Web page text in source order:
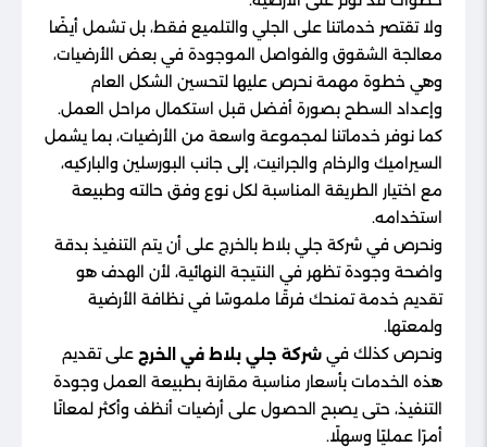
ولا تقتصر خدماتنا على الجلي والتلميع فقط، بل تشمل أيضًا
معالجة الشقوق والفواصل الموجودة في بعض الأرضيات،
وهي خطوة مهمة نحرص عليها لتحسين الشكل العام
وإعداد السطح بصورة أفضل قبل استكمال مراحل العمل.
كما نوفر خدماتنا لمجموعة واسعة من الأرضيات، بما يشمل
السيراميك والرخام والجرانيت، إلى جانب البورسلين والباركيه،
مع اختيار الطريقة المناسبة لكل نوع وفق حالته وطبيعة
استخدامه.
ونحرص في شركة جلي بلاط بالخرج على أن يتم التنفيذ بدقة
واضحة وجودة تظهر في النتيجة النهائية، لأن الهدف هو
تقديم خدمة تمنحك فرقًا ملموسًا في نظافة الأرضية
ولمعتها.
ونحرص كذلك في شركة جلي بلاط في الخرج على تقديم
هذه الخدمات بأسعار مناسبة مقارنة بطبيعة العمل وجودة
التنفيذ، حتى يصبح الحصول على أرضيات أنظف وأكثر لمعانًا
أمرًا عمليًا وسهلًا.